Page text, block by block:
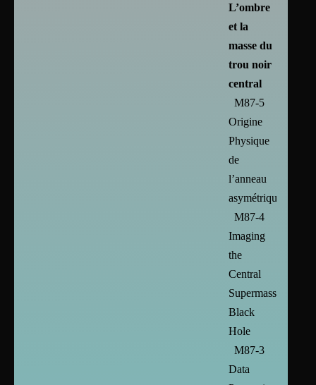
L’ombre
et la
masse du
trou noir
central
M87-5
Origine
Physique
de
l’anneau
asymétrique
M87-4
Imaging
the
Central
Supermassive
Black
Hole
M87-3
Data